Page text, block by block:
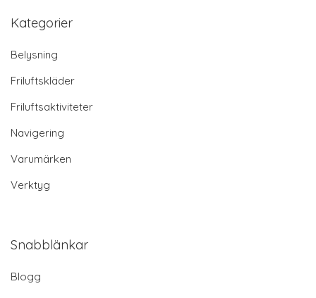
Kategorier
Belysning
Friluftskläder
Friluftsaktiviteter
Navigering
Varumärken
Verktyg
Snabblänkar
Blogg